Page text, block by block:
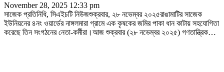
November 28, 2025 12:33 pm
সাজেক প্রতিনিধি, সিএইচটি নিউজশুক্রবার, ২৮ নভেম্বর ২০২৫রাঙামাটির সাজেক
ইউনিয়নের ৪নং ওয়ার্ডের নাঙ্গলমারা গ্রামে এক কৃষকের জমির পাকা ধান কাটায় সহযোগিতা
করেছে তিন সংগঠনের নেতা-কর্মীরা।আজ শুক্রবার (২৮ নভেম্বর ২০২৫) গণতান্ত্রিক…